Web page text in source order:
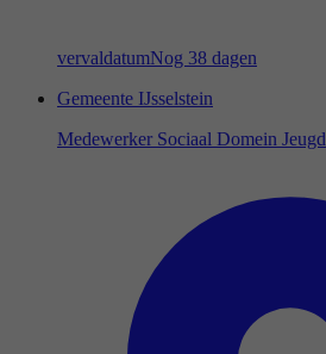
vervaldatumNog 38 dagen
Gemeente IJsselstein
Medewerker Sociaal Domein Jeugd